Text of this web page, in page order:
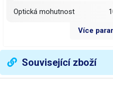
Optická mohutnost
Materiál čočky
Více
Související zboží